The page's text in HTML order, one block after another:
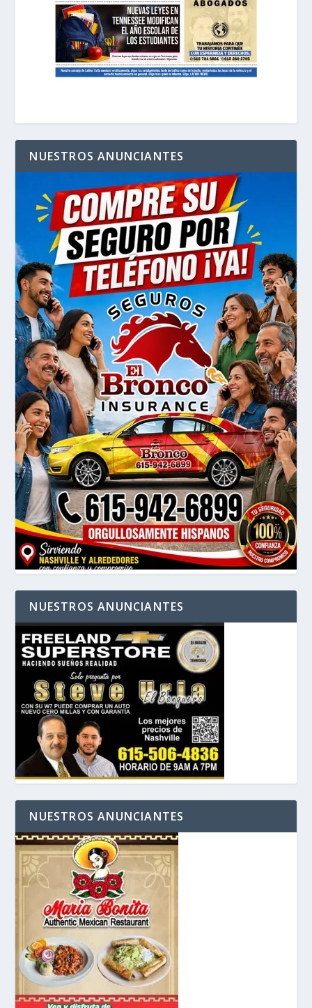
NUESTROS ANUNCIANTES
NUESTROS ANUNCIANTES
NUESTROS ANUNCIANTES